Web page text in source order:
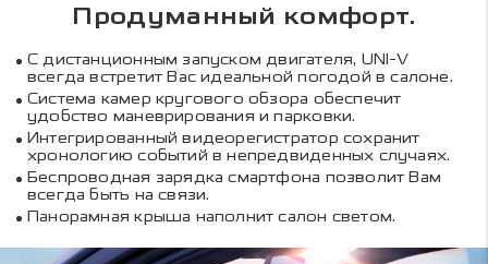
Продуманный комфорт.
С дистанционным запуском двигателя, UNI-V
всегда встретит Вас идеальной погодой в салоне.
Система камер кругового обзора обеспечит
удобство маневрирования и парковки.
Интегрированный видеорегистратор сохранит
хронологию событий в непредвиденных случаях.
Беспроводная зарядка смартфона позволит Вам
всегда быть на связи.
Панорамная крыша наполнит салон светом.